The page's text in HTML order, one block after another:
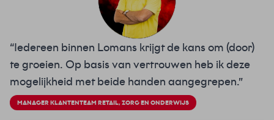
“Iedereen binnen Lomans krijgt de kans om (door)
te groeien. Op basis van vertrouwen heb ik deze
mogelijkheid met beide handen aangegrepen.”
MANAGER KLANTENTEAM RETAIL, ZORG EN ONDERWIJS